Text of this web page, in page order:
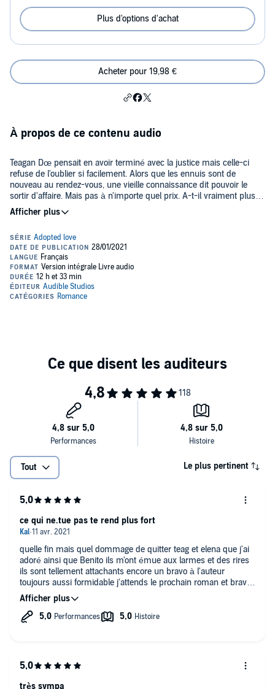
Plus d'options d'achat
Acheter pour 19,98 €
À propos de ce contenu audio
Teagan Dœ pensait en avoir terminé avec la justice mais celle-ci
refuse de l'oublier si facilement. Alors que les ennuis sont de
nouveau au rendez-vous, une vieille connaissance dit pouvoir le
sortir d'affaire. Mais pas à n'importe quel prix. A-t-il vraiment plus à
gagner qu'à perdre s'il accepte le marché ?
cependant quand son quotidien lui rappelle chaque seconde ce par
quoi elle est passée. Le futur qu'on trace pour elle la terrifie, mais
est-elle prête aux sacrifices demandés pour se libérer ? Teagan et
Elena devront apprendre à trouver les mots justes pour rester
soudés envers et contre tous. Réunis par leur passé, l'avenir les
portera-t-il dans la même direction ?
©2020 Hugo Roman (P)2021 Audible Studios
Tout Le plus pertinent
quelle fin mais quel dommage de quitter teag et elena que j'ai
adoré ainsi que Benito ils m'ont émue aux larmes et des rires
ils sont tellement attachants encore un bravo à l'auteur
toujours aussi formidable j'attends le prochain roman et bravo
aux narrateurs pas une fausse note et beaucoup de talent pour
nous faire vivre cette aventure
ce qui ne.tue pas te rend plus fort
très sympa